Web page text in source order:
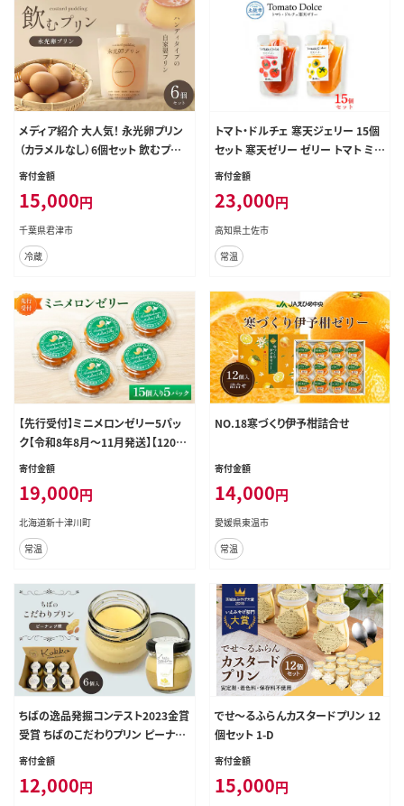
メディア紹介 大人気！ 永光卵プリン
（カラメルなし）6個セット 飲むプリン
えいこうらん のむプリン プリン 永光
寄付金額
15,000円
千葉県君津市
冷蔵
トマト・ドルチェ 寒天ジェリー 15個
セット 寒天ゼリー ゼリー トマト ミニ
トマト トマトゼリー 生菓子 寒天 保
セット 詰め合わせ【池トマト】 [BQA
G028]
寄付金額
23,000円
高知県土佐市
常温
【先行受付】ミニメロンゼリー5パッ
ク【令和8年8月～11月発送】【12010
02】
寄付金額
19,000円
北海道新十津川町
常温
NO.18寒づくり伊予柑詰合せ
寄付金額
14,000円
愛媛県東温市
常温
ちばの逸品発掘コンテスト2023金賞
受賞 ちばのこだわりプリン ピーナッ
ツ味 6個 ｜ プリン ピーナッツ味 菜
子 菓子 スイーツ 君津市産
寄付金額
12,000円
でせ～るふらんカスタードプリン 12
個セット 1-D
寄付金額
15,000円